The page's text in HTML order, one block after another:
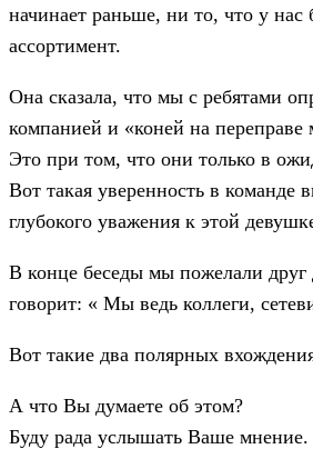
начинает раньше, ни то, что у нас
ассортимент.
Она сказала, что мы с ребятами
компанией и «коней на переправе
Это при том, что они только в
Вот такая уверенность в команде
глубокого уважения к этой
В конце беседы мы пожелали друг
говорит: « Мы ведь коллеги,
Вот такие два полярных
А что Вы думаете об этом?
Буду рада услышать Ваше мнение.